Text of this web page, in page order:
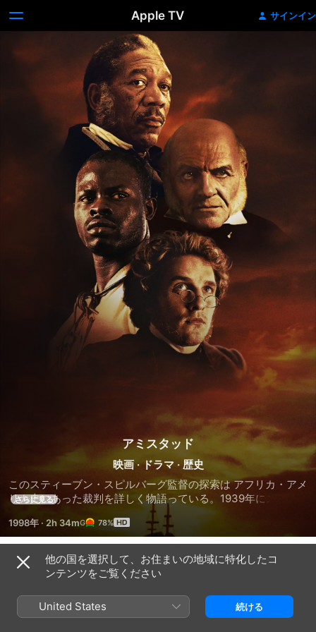
Apple TV サインイン
アミスタッド
映画 ·ドラマ · 歴史
このスティーブン・スピルバーグ監督の探索は アフリカ・アメ
リカ史にあった裁判を詳しく物語っている。1939年にスペイ
ンの奴隷船アミスタッドの反乱はこの出来事によって複雑な政
治工作が引き起こされた。ニューイングランドと、プエルトリ
コで撮影され、152分のドラマはシンケ(ジャイモン・ハンズ
ゥ)とほかのアフリカ人が暴力でアミスタッドを奪取するシー
ンから始まる。捕えられ、彼らはニューイングランドで投獄さ
れ、そこに以前奴隷だったセオドア・ジョッドソン(モーガ
ン・フリーマン)がいる。彼は彼らを“自由への戦士”としてみ
て、知的所有権を専門とする弁護士のボールドウィン(マシュ
さらに見る
1998年 · 2h 34m 78%
予告編
他の国を選択して、お住まいの地域に特化したコ
ンテンツをご覧ください
United States 続ける